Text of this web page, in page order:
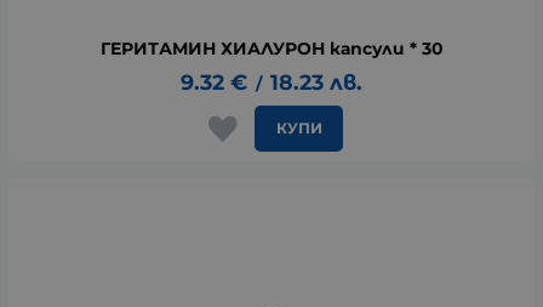
ГЕРИТАМИН ХИАЛУРОН капсули * 30
9.32 € / 18.23 лв.
КУПИ